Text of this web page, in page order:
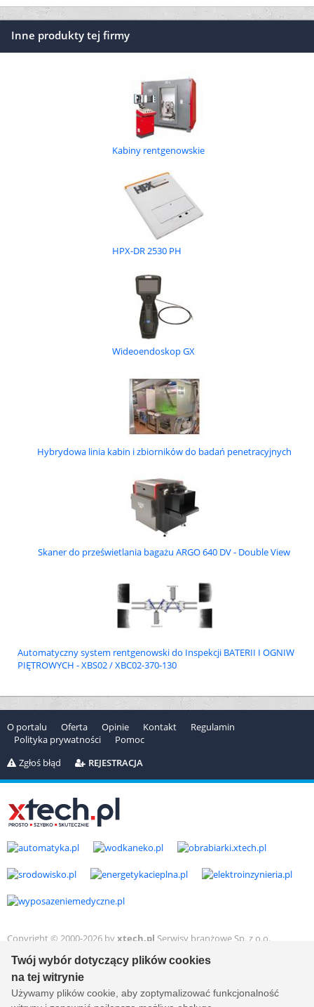
Twój wybór dotyczący plików cookies
na tej witrynie
Używamy plików cookie, aby zoptymalizować funkcjonalność
Inne produkty tej firmy
Kabiny rentgenowskie
HPX-DR 2530 PH
Wideoendoskop GX
Hybrydowa linia kabin i zbiorników do badań penetracyjnych
Skaner do prześwietlania bagażu ARGO 640 DV - Double View
Automatyczny system rentgenowski do Inspekcji BATERII I OGNIW
PIĘTROWYCH - XBS02 / XBC02-370-130
O portalu Oferta Opinie Kontakt
Regulamin
Polityka prywatności
Pomoc
Zgłoś błąd
REJESTRACJA
Copyright © 2000-2026 byxtech.pl Serwisy branżowe Sp. z o.o.
Created by:it.xtech.pl - Software House dla MŚP